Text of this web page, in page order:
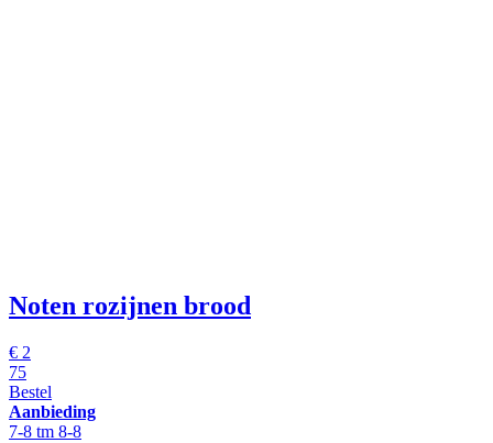
Noten rozijnen brood
€ 2
75
Bestel
Aanbieding
7-8 tm 8-8